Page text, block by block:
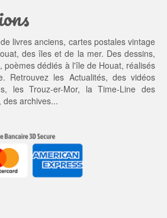
t :
5,
0
0 €.
livres anciens, cartes postales vintage
des îles et de la mer. Des dessins,
poèmes dédiés à l'île de Houat, réalisés
Retrouvez les Actualités, des vidéos
, lesTrouz-er-Mor, laTime-Line des
des archives...